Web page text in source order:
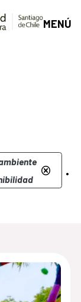
MENÚ
de
.